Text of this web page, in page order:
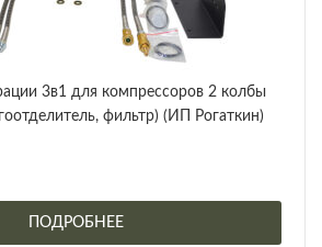
3в1 для компрессоров 2 колбы
фильтр) (ИП Рогаткин)
ПОДРОБНЕЕ